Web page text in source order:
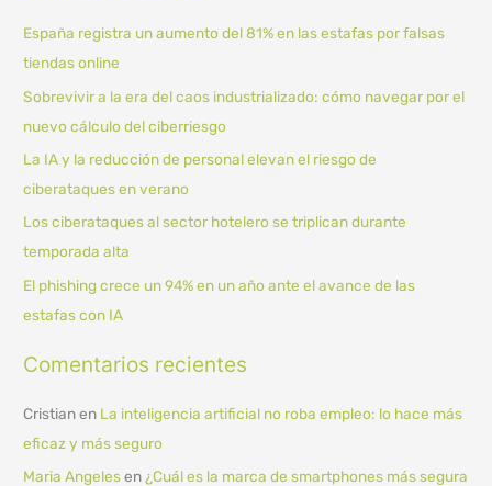
p
o
r
:
España registra un aumento del 81% en las estafas por falsas
tiendas online
Sobrevivir a la era del caos industrializado: cómo navegar por el
nuevo cálculo del ciberriesgo
La IA y la reducción de personal elevan el riesgo de
ciberataques en verano
Los ciberataques al sector hotelero se triplican durante
temporada alta
El phishing crece un 94% en un año ante el avance de las
estafas con IA
Comentarios recientes
Cristianen La inteligencia artificial no roba empleo: lo hace más
eficaz y más seguro
Maria Angelesen ¿Cuál es la marca de smartphones más segura